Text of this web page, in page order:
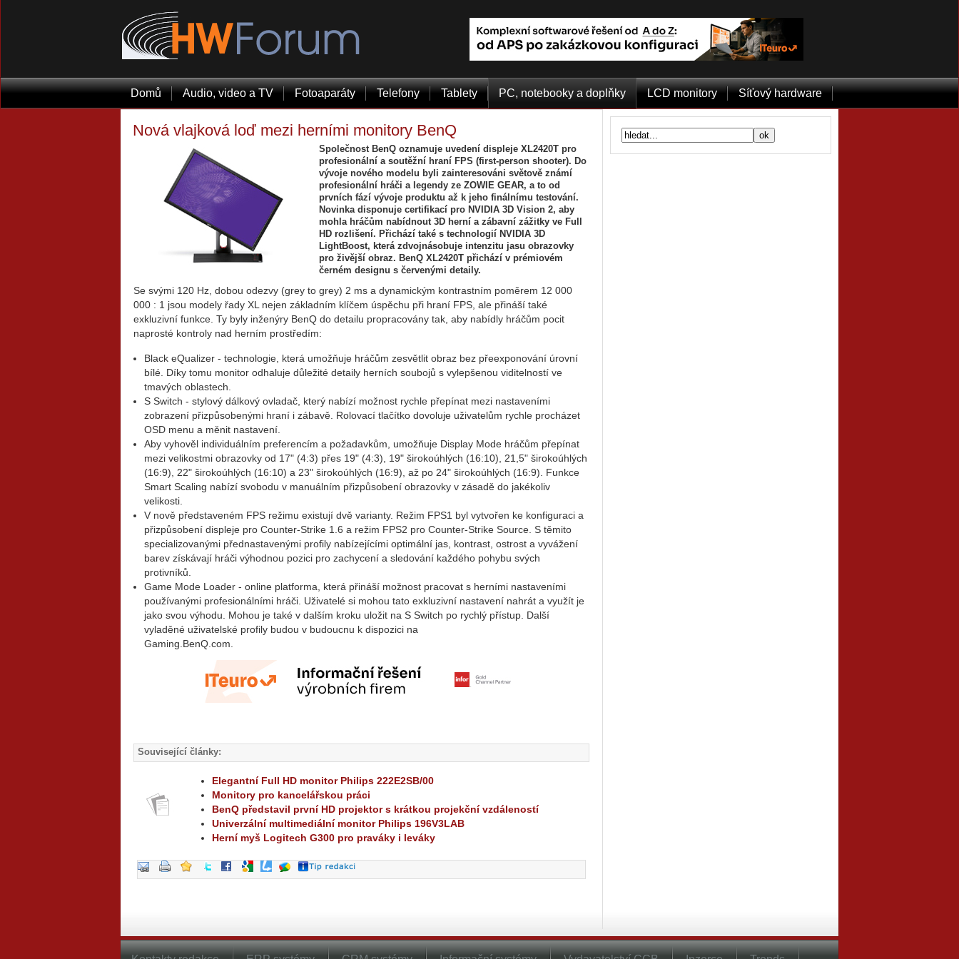
Domů Audio, video a TV Fotoaparáty Telefony Tablety PC, notebooky a doplňky LCD monitory Síťový hardware
Nová vlajková loď mezi herními monitory BenQ
Společnost BenQ oznamuje uvedení displeje XL2420T pro
profesionální a soutěžní hraní FPS (first-person shooter). Do
vývoje nového modelu byli zainteresováni světově známí
profesionální hráči a legendy ze ZOWIE GEAR, a to od
prvních fází vývoje produktu až k jeho finálnímu testování.
Novinka disponuje certifikací pro NVIDIA 3D Vision 2, aby
mohla hráčům nabídnout 3D herní a zábavní zážitky ve Full
HD rozlišení. Přichází také s technologií NVIDIA 3D
LightBoost, která zdvojnásobuje intenzitu jasu obrazovky
pro živější obraz. BenQ XL2420T přichází v prémiovém
černém designu s červenými detaily.
Se svými 120 Hz, dobou odezvy (grey to grey) 2 ms a dynamickým kontrastním poměrem 12 000
000 : 1 jsou modely řady XL nejen základním klíčem úspěchu při hraní FPS, ale přináší také
exkluzivní funkce. Ty byly inženýry BenQ do detailu propracovány tak, aby nabídly hráčům pocit
naprosté kontroly nad herním prostředím:
Black eQualizer - technologie, která umožňuje hráčům zesvětlit obraz bez přeexponování úrovní
bílé. Díky tomu monitor odhaluje důležité detaily herních soubojů s vylepšenou viditelností ve
tmavých oblastech.
S Switch - stylový dálkový ovladač, který nabízí možnost rychle přepínat mezi nastaveními
zobrazení přizpůsobenými hraní i zábavě. Rolovací tlačítko dovoluje uživatelům rychle procházet
OSD menu a měnit nastavení.
Aby vyhověl individuálním preferencím a požadavkům, umožňuje Display Mode hráčům přepínat
mezi velikostmi obrazovky od 17" (4:3) přes 19" (4:3), 19" širokoúhlých (16:10), 21,5" širokoúhlých
(16:9), 22" širokoúhlých (16:10) a 23" širokoúhlých (16:9), až po 24" širokoúhlých (16:9). Funkce
Smart Scaling nabízí svobodu v manuálním přizpůsobení obrazovky v zásadě do jakékoliv
velikosti.
V nově představeném FPS režimu existují dvě varianty. Režim FPS1 byl vytvořen ke konfiguraci a
přizpůsobení displeje pro Counter-Strike 1.6 a režim FPS2 pro Counter-Strike Source. S těmito
specializovanými přednastavenými profily nabízejícími optimální jas, kontrast, ostrost a vyvážení
barev získávají hráči výhodnou pozici pro zachycení a sledování každého pohybu svých
protivníků.
Game Mode Loader - online platforma, která přináší možnost pracovat s herními nastaveními
používanými profesionálními hráči. Uživatelé si mohou tato exkluzivní nastavení nahrát a využít je
jako svou výhodu. Mohou je také v dalším kroku uložit na S Switch po rychlý přístup. Další
vyladěné uživatelské profily budou v budoucnu k dispozici na
Gaming.BenQ.com.
Související články:
Elegantní Full HD monitor Philips 222E2SB/00
Monitory pro kancelářskou práci
BenQ představil první HD projektor s krátkou projekční vzdáleností
Univerzální multimediální monitor Philips 196V3LAB
Herní myš Logitech G300 pro praváky i leváky